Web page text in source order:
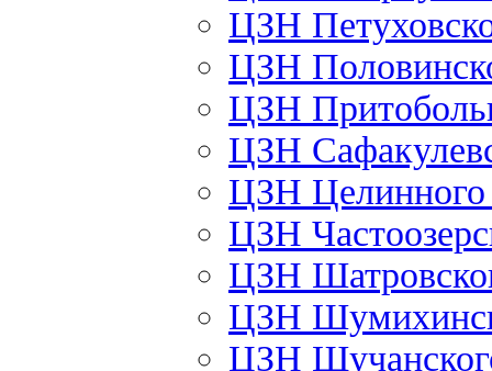
ЦЗН
ЦЗН
ЦЗН
ЦЗН
ЦЗН
ЦЗН
ЦЗН
ЦЗН
ЦЗН